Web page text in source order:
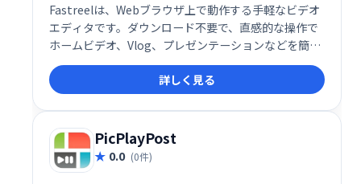
Fastreelは、Webブラウザ上で動作する手軽なビデオ
エディタです。ダウンロード不要で、直感的な操作で
ホームビデオ、Vlog、プレゼンテーションなどを簡単
に作成できます。学校や職場での利用に最適なツール
として、素早く高品質な動画編集を実現します。複雑
な操作は不要で、初心者でも簡単に利用可能です。
詳しく見る
PicPlayPost
0.0 (0件)